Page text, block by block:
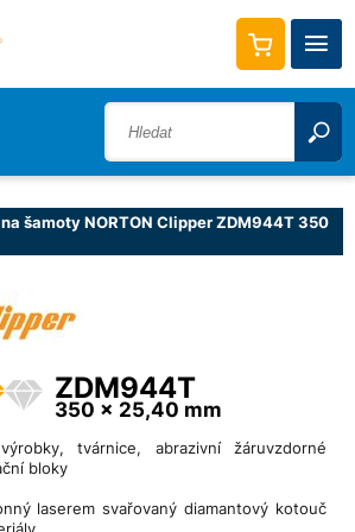
šamoty NORTON Clipper ZDM944T 350
ZDM944T
350 x 25,40 mm
tvárnice, abrazivní žáruvzdorné
bloky
laserem svařovaný diamantový kotouč